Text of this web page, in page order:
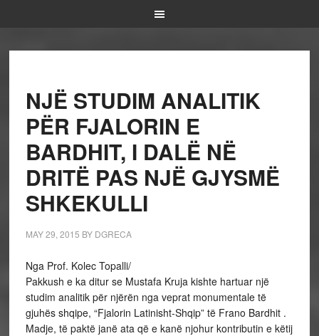
NJË STUDIM ANALITIK
PËR FJALORIN E
BARDHIT, I DALË NË
DRITË PAS NJË GJYSMË
SHKEKULLI
MAY 29, 2015 BY DGRECA
Nga Prof. Kolec Topalli/
Pakkush e ka ditur se Mustafa Kruja kishte hartuar një
studim analitik për njërën nga veprat monumentale të
gjuhës shqipe, “Fjalorin Latinisht-Shqip” të Frano Bardhit .
Madje, të paktë janë ata që e kanë njohur kontributin e këtij